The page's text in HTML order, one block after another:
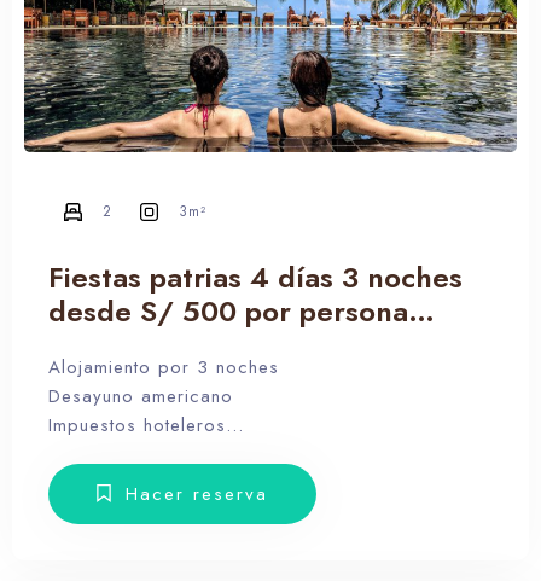
Fiestas patrias 4 días 3 noches
desde S/ 500 por persona
Alojamiento por 3 noches
Desayuno americano
Impuestos hoteleros
2 3m²
Hacer reserva